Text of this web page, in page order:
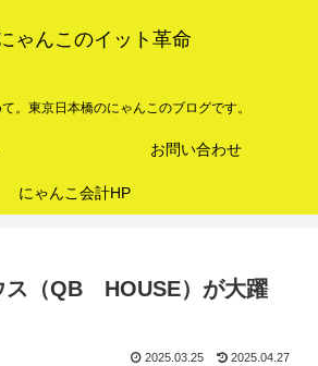
ゃんこのイット革命
。東京日本橋のにゃんこのブログです。
お問い合わせ
にゃんこ会計HP
ス（QB HOUSE）が大躍
2025.03.25 2025.04.27